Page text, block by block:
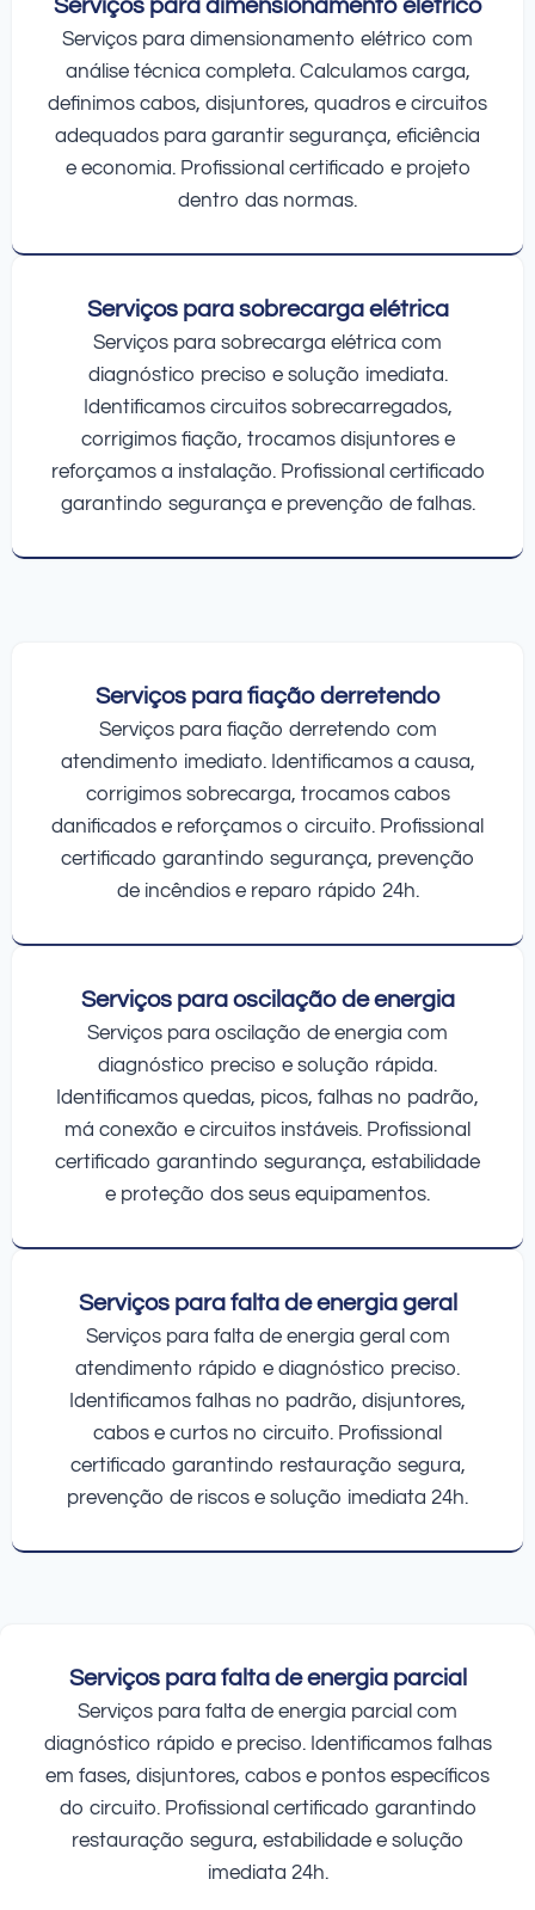
Serviços para dimensionamento elétrico
Serviços para dimensionamento elétrico com
análise técnica completa. Calculamos carga,
definimos cabos, disjuntores, quadros e circuitos
adequados para garantir segurança, eficiência
e economia. Profissional certificado e projeto
dentro das normas.
Serviços para sobrecarga elétrica
Serviços para sobrecarga elétrica com
diagnóstico preciso e solução imediata.
Identificamos circuitos sobrecarregados,
corrigimos fiação, trocamos disjuntores e
reforçamos a instalação. Profissional certificado
garantindo segurança e prevenção de falhas.
Serviços para fiação derretendo
Serviços para fiação derretendo com
atendimento imediato. Identificamos a causa,
corrigimos sobrecarga, trocamos cabos
danificados e reforçamos o circuito. Profissional
certificado garantindo segurança, prevenção
de incêndios e reparo rápido 24h.
Serviços para oscilação de energia
Serviços para oscilação de energia com
diagnóstico preciso e solução rápida.
Identificamos quedas, picos, falhas no padrão,
má conexão e circuitos instáveis. Profissional
certificado garantindo segurança, estabilidade
e proteção dos seus equipamentos.
Serviços para falta de energia geral
Serviços para falta de energia geral com
atendimento rápido e diagnóstico preciso.
Identificamos falhas no padrão, disjuntores,
cabos e curtos no circuito. Profissional
certificado garantindo restauração segura,
prevenção de riscos e solução imediata 24h.
Serviços para falta de energia parcial
Serviços para falta de energia parcial com
diagnóstico rápido e preciso. Identificamos falhas
em fases, disjuntores, cabos e pontos específicos
do circuito. Profissional certificado garantindo
restauração segura, estabilidade e solução
imediata 24h.